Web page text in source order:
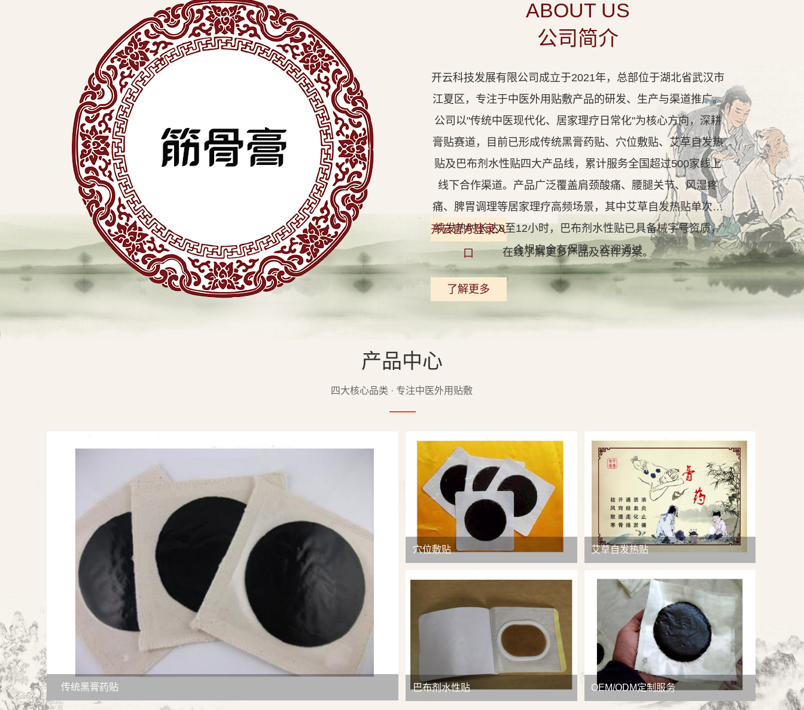
业
牌
ABOUT US
公司简介
开云科技发展有限公司成立于2021年，总部位于湖北省武汉市
江夏区，专注于中医外用贴敷产品的研发、生产与渠道推广。
公司以"传统中医现代化、居家理疗日常化"为核心方向，深耕
膏贴赛道，目前已形成传统黑膏药贴、穴位敷贴、艾草自发热
贴及巴布剂水性贴四大产品线，累计服务全国超过500家线上
线下合作渠道。产品广泛覆盖肩颈酸痛、腰腿关节、风湿疼
痛、脾胃调理等居家理疗高频场景，其中艾草自发热贴单次持
续发热时长达8至12小时，巴布剂水性贴已具备械字号资质，
合规安全有保障。欢迎通过
开云官方登录入
口
在线了解更多产品及合作方案。
了解更多
产品中心
四大核心品类 · 专注中医外用贴敷
传统黑膏药贴
查看详情
穴位敷贴 艾草自发热贴
巴布剂水性贴
查看详情
OEM/ODM定制服务
查看详情